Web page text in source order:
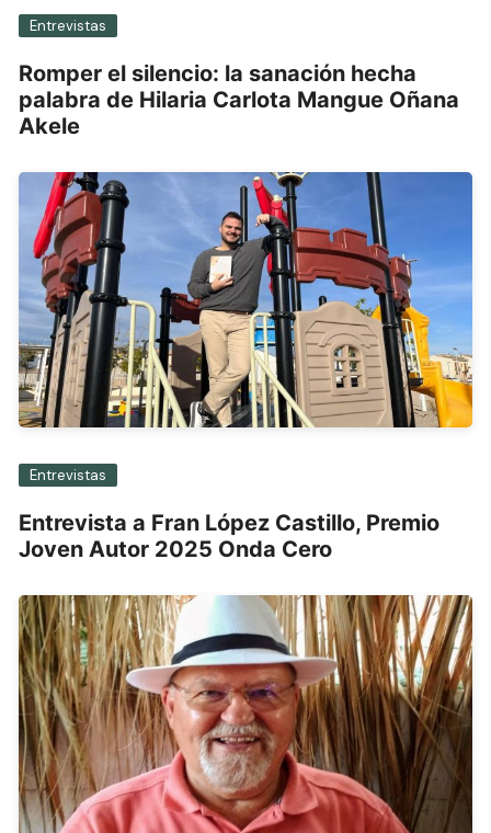
Entrevistas
Romper el silencio: la sanación hecha
palabra de Hilaria Carlota Mangue Oñana
Akele
Entrevistas
Entrevista a Fran López Castillo, Premio
Joven Autor 2025 Onda Cero